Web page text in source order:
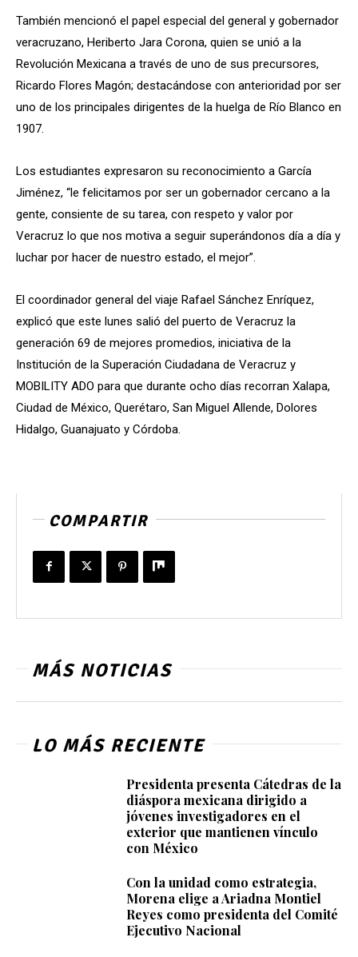
También mencionó el papel especial del general y gobernador
veracruzano, Heriberto Jara Corona, quien se unió a la
Revolución Mexicana a través de uno de sus precursores,
Ricardo Flores Magón; destacándose con anterioridad por ser
uno de los principales dirigentes de la huelga de Río Blanco en
1907.
Los estudiantes expresaron su reconocimiento a García
Jiménez, “le felicitamos por ser un gobernador cercano a la
gente, consiente de su tarea, con respeto y valor por
Veracruz lo que nos motiva a seguir superándonos día a día y
luchar por hacer de nuestro estado, el mejor”.
El coordinador general del viaje Rafael Sánchez Enríquez,
explicó que este lunes salió del puerto de Veracruz la
generación 69 de mejores promedios, iniciativa de la
Institución de la Superación Ciudadana de Veracruz y
MOBILITY ADO para que durante ocho días recorran Xalapa,
Ciudad de México, Querétaro, San Miguel Allende, Dolores
Hidalgo, Guanajuato y Córdoba.
COMPARTIR
MÁS NOTICIAS
LO MÁS RECIENTE
Presidenta presenta Cátedras de la
diáspora mexicana dirigido a
jóvenes investigadores en el
exterior que mantienen vínculo
con México
Con la unidad como estrategia,
Morena elige a Ariadna Montiel
Reyes como presidenta del Comité
Ejecutivo Nacional